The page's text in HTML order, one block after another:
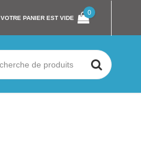
VOTRE PANIER EST VIDE
0
SILURE MOUCHE